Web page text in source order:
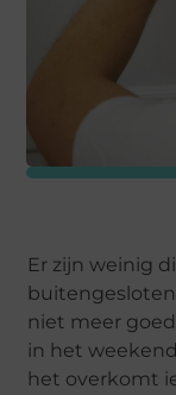
Er zijn weinig
niet meer
in het
het overkomt